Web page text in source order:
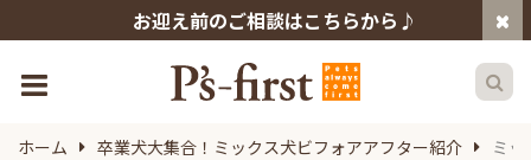
お迎え前のご相談はこちらから♪
ホーム 卒業犬大集合！ミックス犬ビフォアアフター紹介 ミ